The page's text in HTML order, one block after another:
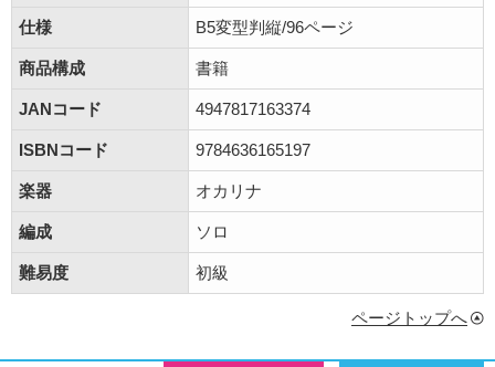
仕様 B5変型判縦/96ページ
商品構成 書籍
JANコード 4947817163374
ISBNコード 9784636165197
楽器 オカリナ
編成 ソロ
難易度 初級
ページトップへ